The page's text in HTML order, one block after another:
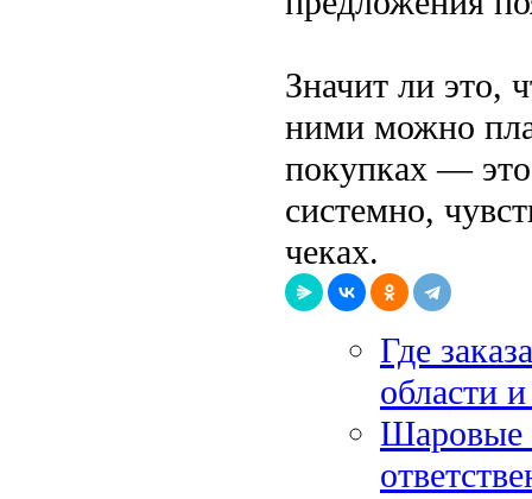
Значит ли это,
ними можно
покупках —
системно,
чеках.
Где
области
Шаровые